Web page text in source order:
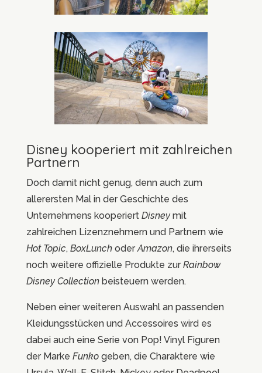
Disney kooperiert mit zahlreichen
Partnern
Doch damit nicht genug, denn auch zum
allerersten Mal in der Geschichte des
Unternehmens kooperiert Disneymit
zahlreichen Lizenznehmern und Partnern wie
Hot Topic, BoxLunchoderAmazon, die ihrerseits
noch weitere offizielle Produkte zurRainbow
Disney Collectionbeisteuern werden.
Neben einer weiteren Auswahl an passenden
Kleidungsstücken und Accessoires wird es
dabei auch eine Serie von Pop! Vinyl Figuren
der Marke Funkogeben, die Charaktere wie